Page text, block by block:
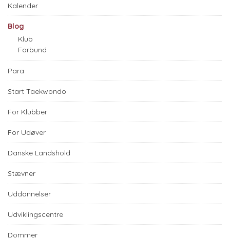
Kalender
Blog
Klub
Forbund
Para
Start Taekwondo
For Klubber
For Udøver
Danske Landshold
Stævner
Uddannelser
Udviklingscentre
Dommer